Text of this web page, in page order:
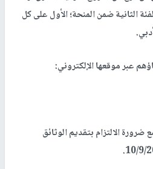
الثانية ضمن المنحة؛ الأول على كل
عبر موقعها الإلكتروني:
الالتزام بتقديم الوثائق